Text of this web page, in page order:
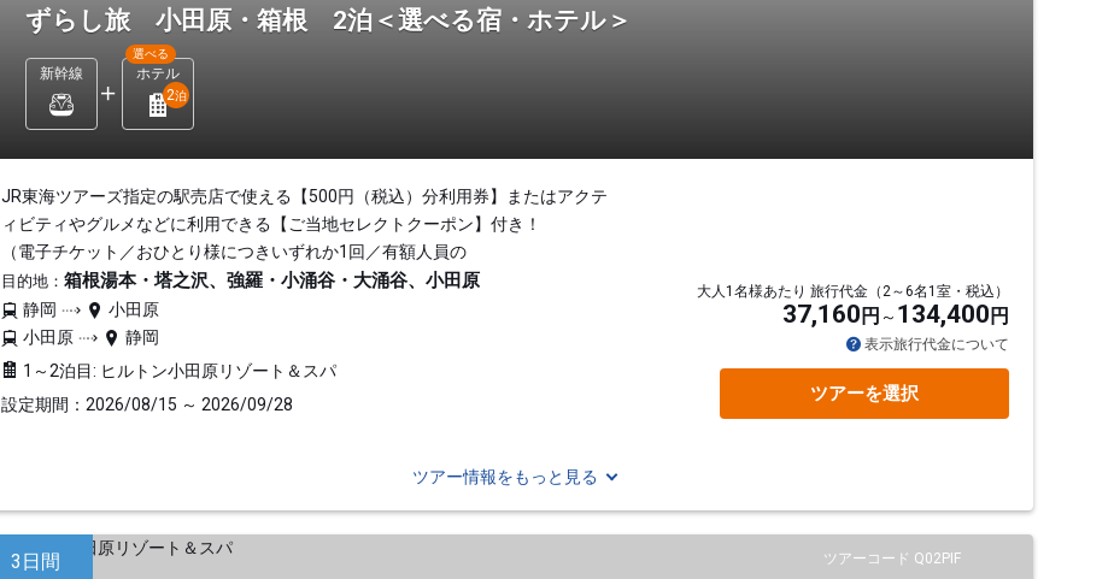
ずらし旅 小田原・箱根 2泊＜選べる宿・ホテル＞
新幹線 ホテル
選べる
2泊
JR東海ツアーズ指定の駅売店で使える【500円（税込）分利用券】またはアクテ
ィビティやグルメなどに利用できる【ご当地セレクトクーポン】付き！
（電子チケット／おひとり様につきいずれか1回／有額人員の
目的地： 箱根湯本・塔之沢、強羅・小涌谷・大涌谷、小田原
静岡
小田原
小田原
静岡
1～2泊目: ヒルトン小田原リゾート＆スパ
設定期間：2026/08/15 ～ 2026/09/28
大人1名様あたり 旅行代金（2～6名1室・税込）
37,160 円 134,400 円
表示旅行代金について
ツアーを選択
ツアー情報をもっと見る
ツアーコード Q02PIF
3日間